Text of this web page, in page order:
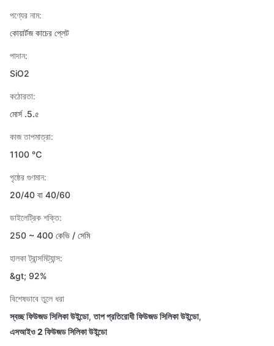
পণ্যের নাম:
কোয়ার্টজ কাচের প্লেট
পাদান:
SiO2
কঠোরতা:
মোর্স .5.৫
কাজ তাপমাত্রা:
1100 ℃
পৃষ্ঠের গুণমান:
20/40 বা 40/60
ডাইলেট্রিক শক্তি:
250 ~ 400 কেভি / সেমি
হালকা ট্রান্সমিট্যান্স:
&gt; 92%
বিশেষভাবে তুলে ধরা
স্বচ্ছ ফিউজড সিলিকা উইন্ডো,তাপ প্রতিরোধী ফিউজড সিলিকা উইন্ডো,
এসআইও 2 ফিউজড সিলিকা উইন্ডো